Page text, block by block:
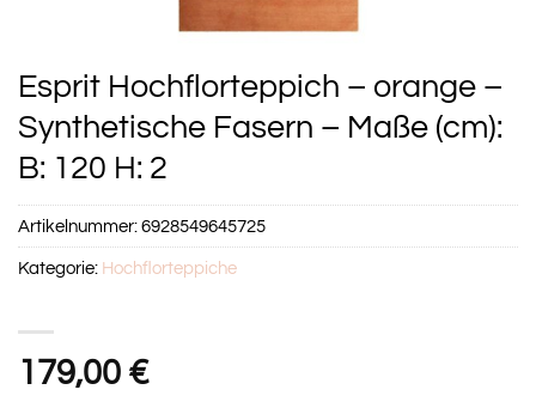
Esprit Hochflorteppich – orange –
Synthetische Fasern – Maße (cm):
B: 120 H: 2
179,00 €
Artikelnummer:6928549645725
Kategorie: Hochflorteppiche